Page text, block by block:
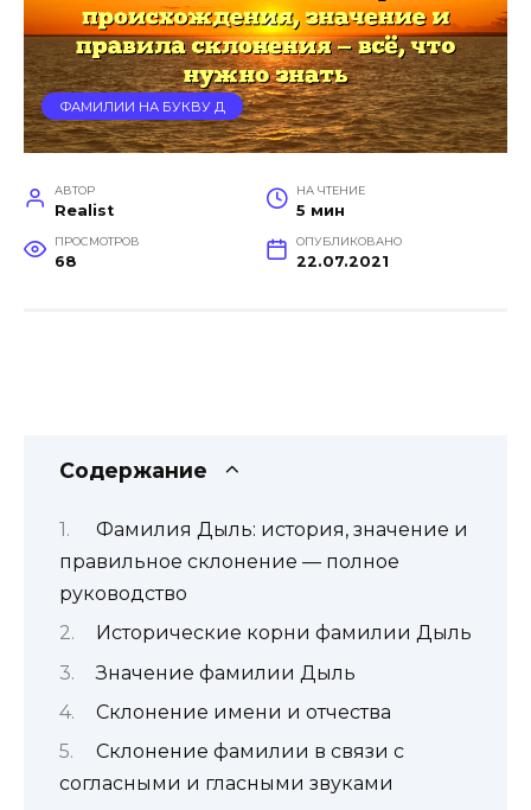
ФАМИЛИИ НА БУКВУ Д
АВТОР
Realist
НА ЧТЕНИЕ
5 мин
ПРОСМОТРОВ
68
ОПУБЛИКОВАНО
22.07.2021
Содержание
Фамилия Дыль: история, значение и
правильное склонение — полное
руководство
Исторические корни фамилии Дыль
Значение фамилии Дыль
Склонение имени и отчества
Склонение фамилии в связи с
согласными и гласными звуками